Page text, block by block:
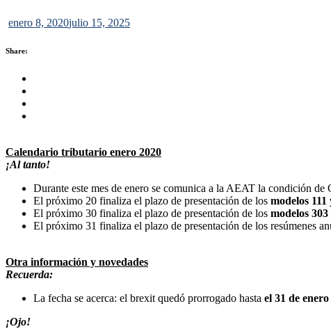
enero 8, 2020julio 15, 2025
Share:
Calendario tributario enero 2020
¡Al tanto!
Durante este mes de enero se comunica a la AEAT la condición de
El próximo 20 finaliza el plazo de presentación de los modelos 111
El próximo 30 finaliza el plazo de presentación de los modelos 303
El próximo 31 finaliza el plazo de presentación de los resúmenes
Otra información y novedades
Recuerda:
La fecha se acerca: el brexit quedó prorrogado hasta el 31 de
¡Ojo!